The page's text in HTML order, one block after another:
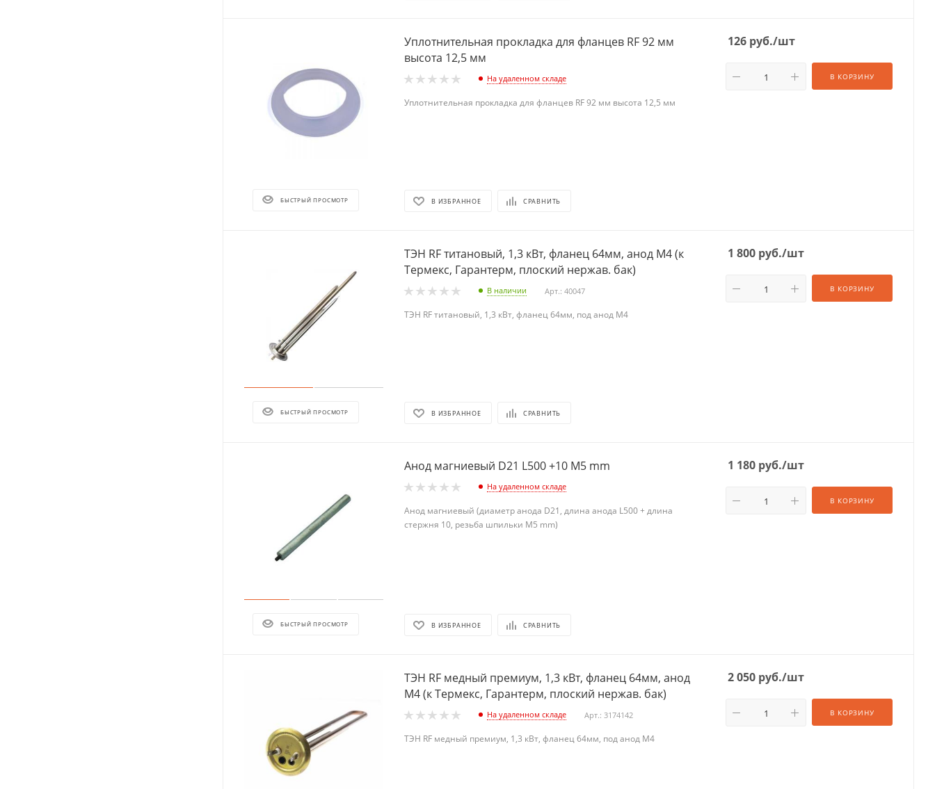
БЫСТРЫЙ ПРОСМОТР
Уплотнительная прокладка для фланцев RF 92 мм
высота 12,5 мм
На удаленном складе
Уплотнительная прокладка для фланцев RF 92 мм высота 12,5 мм
В ИЗБРАННОЕ СРАВНИТЬ
126 руб./шт
В КОРЗИНУ
БЫСТРЫЙ ПРОСМОТР
ТЭН RF титановый, 1,3 кВт, фланец 64мм, анод М4 (к
Термекс, Гарантерм, плоский нержав. бак)
В наличии Арт.: 40047
ТЭН RF титановый, 1,3 кВт, фланец 64мм, под анод М4
В ИЗБРАННОЕ СРАВНИТЬ
1 800 руб./шт
В КОРЗИНУ
БЫСТРЫЙ ПРОСМОТР
Анод магниевый D21 L500 +10 М5 mm
На удаленном складе
Анод магниевый (диаметр анода D21, длина анода L500 + длина
стержня 10, резьба шпильки М5 mm)
В ИЗБРАННОЕ СРАВНИТЬ
1 180 руб./шт
В КОРЗИНУ
ТЭН RF медный премиум, 1,3 кВт, фланец 64мм, анод
М4 (к Термекс, Гарантерм, плоский нержав. бак)
На удаленном складе Арт.: 3174142
ТЭН RF медный премиум, 1,3 кВт, фланец 64мм, под анод М4
2 050 руб./шт
В КОРЗИНУ